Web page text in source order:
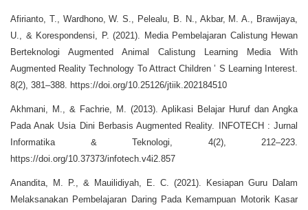
Afirianto, T., Wardhono, W. S., Pelealu, B. N., Akbar, M. A., Brawijaya,
U., & Korespondensi, P. (2021). Media Pembelajaran Calistung Hewan
Berteknologi Augmented Animal Calistung Learning Media With
Augmented Reality Technology To Attract Children ’ S Learning Interest.
8(2), 381–388. https://doi.org/10.25126/jtiik.202184510
Akhmani, M., & Fachrie, M. (2013). Aplikasi Belajar Huruf dan Angka
Pada Anak Usia Dini Berbasis Augmented Reality. INFOTECH : Jurnal
Informatika & Teknologi, 4(2), 212–223.
https://doi.org/10.37373/infotech.v4i2.857
Anandita, M. P., & Mauilidiyah, E. C. (2021). Kesiapan Guru Dalam
Melaksanakan Pembelajaran Daring Pada Kemampuan Motorik Kasar